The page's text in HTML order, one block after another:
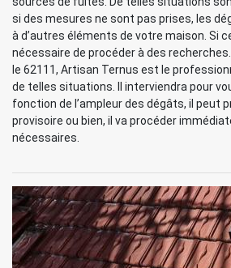
si des mesures ne sont pas prises, les
à d’autres éléments de votre maison. Si
nécessaire de procéder à des
le 62111, Artisan Ternus est le
de telles situations. Il interviendra pour
fonction de l’ampleur des dégâts, il peut
provisoire ou bien, il va procéder
nécessaires.